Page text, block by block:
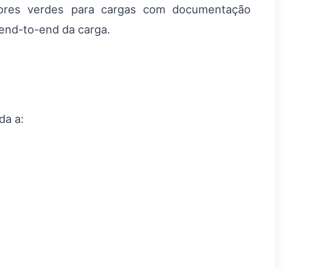
verdes para cargas com documentação
to-end da carga.
a: